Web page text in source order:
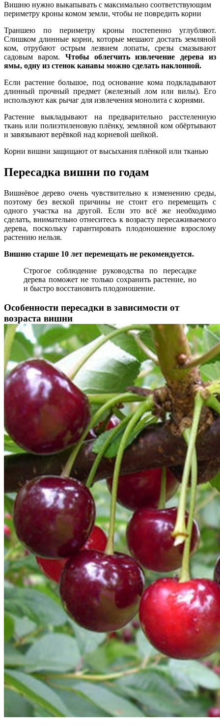
Вишню нужно выкапывать с максимально соответствующим
периметру кроны комом земли, чтобы не повредить корни
Траншею по периметру кроны постепенно углубляют.
Слишком длинные корни, которые мешают достать земляной
ком, отрубают острым лезвием лопаты, срезы смазывают
садовым варом. Чтобы облегчить извлечение дерева из
ямы, одну из стенок канавы можно сделать наклонной.
Если растение большое, под основание кома подкладывают
длинный прочный предмет (железный лом или вилы). Его
используют как рычаг для извлечения монолита с корнями.
Растение выкладывают на предварительно расстеленную
ткань или полиэтиленовую плёнку, земляной ком обёртывают
и завязывают верёвкой над корневой шейкой.
Корни вишни защищают от высыхания плёнкой или тканью
Пересадка вишни по годам
Вишнёвое дерево очень чувствительно к изменению среды,
поэтому без веской причины не стоит его перемещать с
одного участка на другой. Если это всё же необходимо
сделать, внимательно отнеситесь к возрасту пересаживаемого
дерева, поскольку гарантировать плодоношение взрослому
растению нельзя.
Вишню старше 10 лет перемещать не рекомендуется.
Строгое соблюдение руководства по пересадке
дерева поможет не только сохранить растение, но
и быстро восстановить плодоношение.
Особенности пересадки в зависимости от
возраста вишни